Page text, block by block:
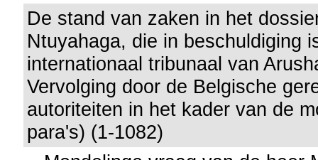
De stand van zaken in het
Ntuyahaga, die in beschuldiging
internationaal tribunaal van
Vervolging door de Belgische
autoriteiten in het kader van de
para's) (1-1082)